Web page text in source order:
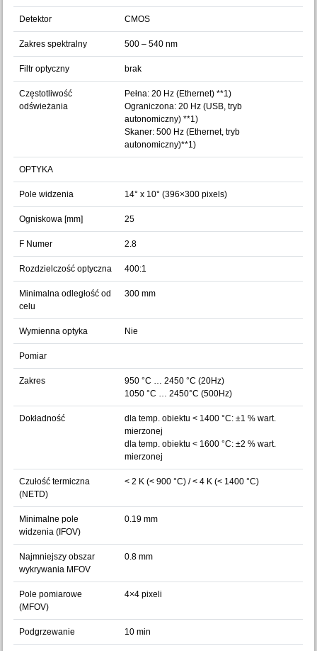
Detektor CMOS
Zakres spektralny 500 – 540 nm
Filtr optyczny brak
Częstotliwość
odświeżania
Pełna: 20 Hz (Ethernet) **1)
Ograniczona: 20 Hz (USB, tryb
autonomiczny) **1)
Skaner: 500 Hz (Ethernet, tryb
autonomiczny)**1)
OPTYKA
Pole widzenia 14° x 10° (396×300 pixels)
Ogniskowa [mm] 25
F Numer 2.8
Rozdzielczość optyczna 400:1
Minimalna odległość od
celu
300 mm
Wymienna optyka Nie
Pomiar
Zakres
950 °C … 2450 °C (20Hz)
1050 °C … 2450°C (500Hz)
Dokładność
dla temp. obiektu < 1400 °C: ±1 % wart.
mierzonej
dla temp. obiektu < 1600 °C: ±2 % wart.
mierzonej
Czułość termiczna
(NETD)
< 2 K (< 900 °C) / < 4 K (< 1400 °C)
Minimalne pole
widzenia (IFOV)
0.19 mm
Najmniejszy obszar
wykrywania MFOV
0.8 mm
Pole pomiarowe
(MFOV)
4×4 pixeli
Podgrzewanie 10 min